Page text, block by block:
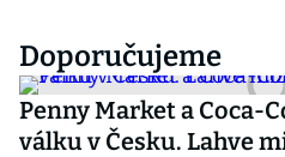
Doporučujeme
Penny Market a Coca-
válku v Česku. Lahve